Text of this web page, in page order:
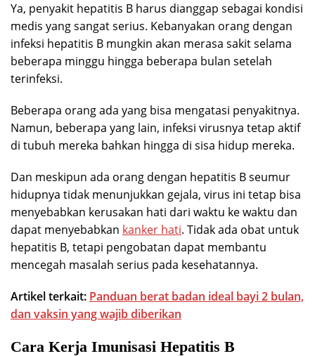
Ya, penyakit hepatitis B harus dianggap sebagai kondisi
medis yang sangat serius. Kebanyakan orang dengan
infeksi hepatitis B mungkin akan merasa sakit selama
beberapa minggu hingga beberapa bulan setelah
terinfeksi.
Beberapa orang ada yang bisa mengatasi penyakitnya.
Namun, beberapa yang lain, infeksi virusnya tetap aktif
di tubuh mereka bahkan hingga di sisa hidup mereka.
Dan meskipun ada orang dengan hepatitis B seumur
hidupnya tidak menunjukkan gejala, virus ini tetap bisa
menyebabkan kerusakan hati dari waktu ke waktu dan
dapat menyebabkan kanker hati. Tidak ada obat untuk
hepatitis B, tetapi pengobatan dapat membantu
mencegah masalah serius pada kesehatannya.
Artikel terkait: Panduan berat badan ideal bayi 2 bulan,
dan vaksin yang wajib diberikan
Cara Kerja Imunisasi Hepatitis B